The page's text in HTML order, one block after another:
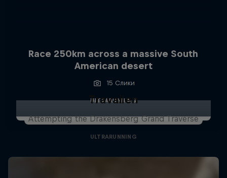
Race 250km across a massive South
American desert
15 Слики
ULTRARUNNING
Travailen
Attempting the Drakensberg Grand Traverse
ULTRARUNNING